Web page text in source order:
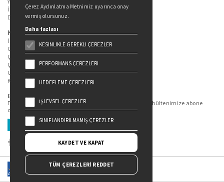
İletişim
Duygu Asena Roman Ödülü
Kişisel Verilerin Korunması
İlgili Kişi Başvuru Formu
Genel Aydınlatma Metni
Çekiliş Aydınlatma Metni
Çerez Aydınlatma Metni
Gizlilik Politikası
Kullanım Şartları
Bizi Takip Edin...
En güncel kitap ve etkinliklerden haberdar olmak için bültenimize abone
olun.
Üye Ol
Çerez Aydınlatma Metnimiz uyarınca onay
vermiş olursunuz.
Daha fazlası
KESINLIKLE GEREKLI ÇEREZLER
PERFORMANS ÇEREZLERI
HEDEFLEME ÇEREZLERI
İŞLEVSEL ÇEREZLER
SINIFLANDIRILMAMIŞ ÇEREZLER
KAYDET VE KAPAT
TÜM ÇEREZLERİ REDDET